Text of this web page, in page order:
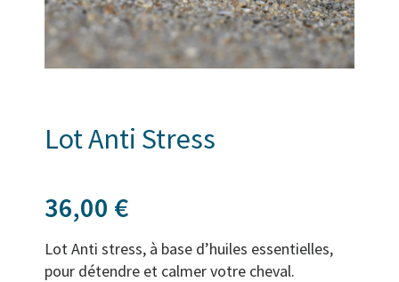
Lot Anti Stress
36,00 €
Lot Anti stress, à base d’huiles essentielles,
pour détendre et calmer votre cheval.